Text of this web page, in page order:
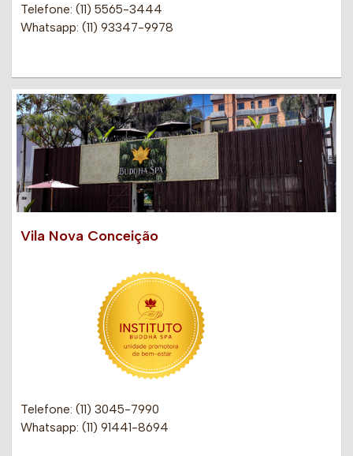
Telefone: (11) 5565-3444
Whatsapp: (11) 93347-9978
Vila Nova Conceição
Telefone: (11) 3045-7990
Whatsapp: (11) 91441-8694